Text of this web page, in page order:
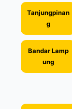
Tanjungpinan
g
Bandar Lamp
ung